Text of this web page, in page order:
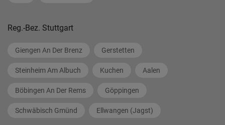
Reg.-Bez. Stuttgart
Giengen An Der Brenz Gerstetten
Steinheim Am Albuch Kuchen Aalen
Böbingen An Der Rems Göppingen
Schwäbisch Gmünd Ellwangen (Jagst)